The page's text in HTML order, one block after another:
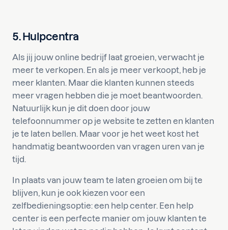
5. Hulpcentra
Als jij jouw online bedrijf laat groeien, verwacht je
meer te verkopen. En als je meer verkoopt, heb je
meer klanten. Maar die klanten kunnen steeds
meer vragen hebben die je moet beantwoorden.
Natuurlijk kun je dit doen door jouw
telefoonnummer op je website te zetten en klanten
je te laten bellen. Maar voor je het weet kost het
handmatig beantwoorden van vragen uren van je
tijd.
In plaats van jouw team te laten groeien om bij te
blijven, kun je ook kiezen voor een
zelfbedieningsoptie: een help center. Een help
center is een perfecte manier om jouw klanten te